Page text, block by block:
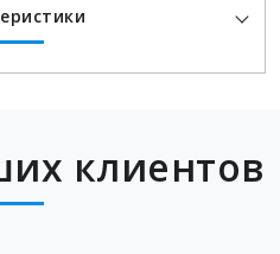
клиентов